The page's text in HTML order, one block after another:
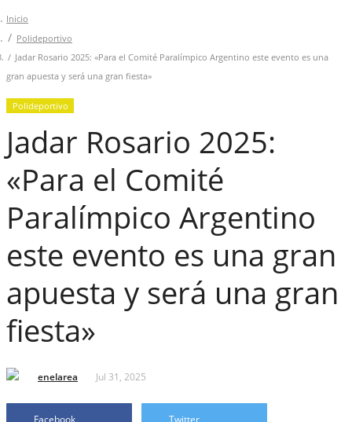
Inicio
Polideportivo
Jadar Rosario 2025: «Para el Comité Paralímpico Argentino este evento es una
gran apuesta y será una gran fiesta»
Polideportivo
Jadar Rosario 2025:
«Para el Comité
Paralímpico Argentino
este evento es una gran
apuesta y será una gran
fiesta»
enelarea Jul 31, 2025
Facebook Twitter